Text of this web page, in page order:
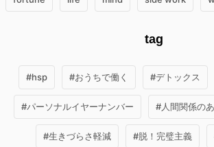
tag
#hsp #おうちで働く #デトックス
#パーソナルイヤーナンバー #人間関係の
#生きづらさ軽減 #脱！完璧主義